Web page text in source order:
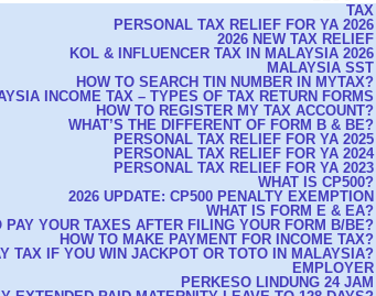
TAX
PERSONAL TAX RELIEF FOR YA 2026
2026 NEW TAX RELIEF
KOL & INFLUENCER TAX IN MALAYSIA 2026
MALAYSIA SST
HOW TO SEARCH TIN NUMBER IN MYTAX?
INCOME TAX – TYPES OF TAX RETURN FORMS
HOW TO REGISTER MY TAX ACCOUNT?
WHAT’S THE DIFFERENT OF FORM B & BE?
PERSONAL TAX RELIEF FOR YA 2025
PERSONAL TAX RELIEF FOR YA 2024
PERSONAL TAX RELIEF FOR YA 2023
WHAT IS CP500?
2026 UPDATE: CP500 PENALTY EXEMPTION
WHAT IS FORM E & EA?
PAY YOUR TAXES AFTER FILING YOUR FORM B/BE?
HOW TO MAKE PAYMENT FOR INCOME TAX?
TAX IF YOU WIN JACKPOT OR TOTO IN MALAYSIA?
EMPLOYER
PERKESO LINDUNG 24 JAM